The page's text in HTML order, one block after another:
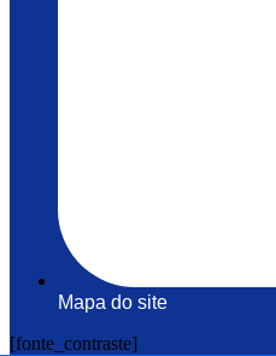
Mapa do site
[fonte_contraste]